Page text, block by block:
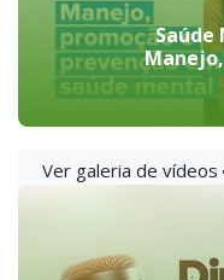
Saúde
Ver galeria de vídeos